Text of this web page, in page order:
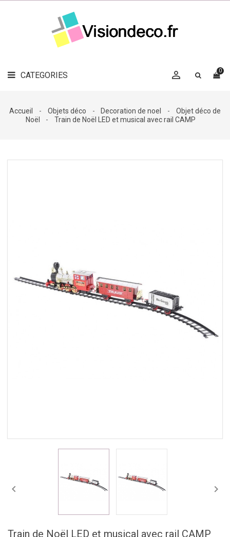
CATEGORIES 0

LE
MAG
DÉCO

DÉCO
Accueil Objets déco Decoration de noel
Objet déco de
Noël
Train de Noël LED et musical avec rail CAMP
 
Train de Noël LED et musical avec rail CAMP